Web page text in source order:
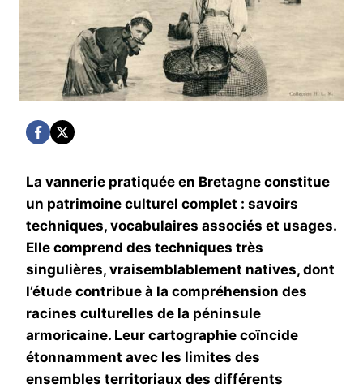
La vannerie pratiquée en Bretagne constitue
un patrimoine culturel complet : savoirs
techniques, vocabulaires associés et usages.
Elle comprend des techniques très
singulières, vraisemblablement natives, dont
l’étude contribue à la compréhension des
racines culturelles de la péninsule
armoricaine. Leur cartographie coïncide
étonnamment avec les limites des
ensembles territoriaux des différents